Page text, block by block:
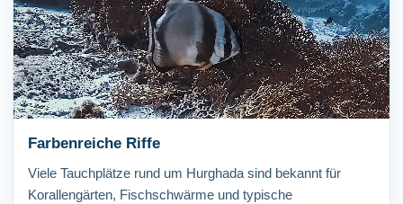
Farbenreiche Riffe
Viele Tauchplätze rund um Hurghada sind bekannt für
Korallengärten, Fischschwärme und typische